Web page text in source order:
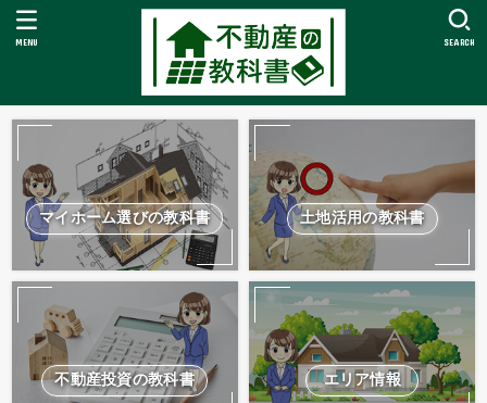
SEARCH
MENU
マイホーム選びの教科書 土地活用の教科書
不動産投資の教科書 エリア情報